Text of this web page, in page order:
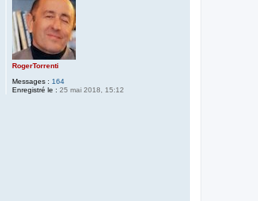
RogerTorrenti
Messages : 164
Enregistré le : 25 mai 2018, 15:12